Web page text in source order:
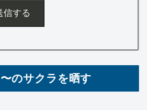
信する
のサクラを晒す